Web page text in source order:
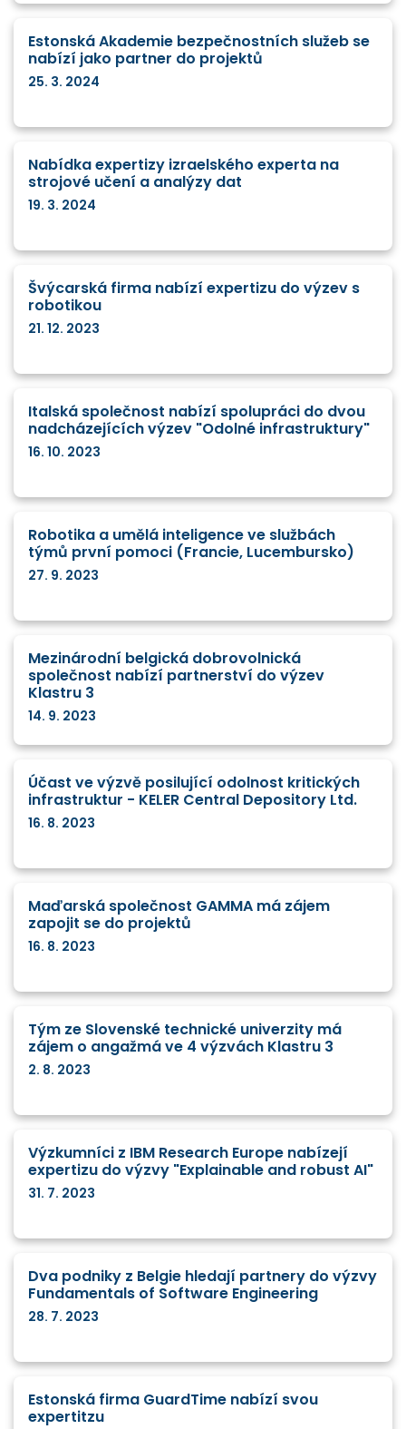
Estonská Akademie bezpečnostních služeb se
nabízí jako partner do projektů
25. 3. 2024
Nabídka expertizy izraelského experta na
strojové učení a analýzy dat
19. 3. 2024
Švýcarská firma nabízí expertizu do výzev s
robotikou
21. 12. 2023
Italská společnost nabízí spolupráci do dvou
nadcházejících výzev "Odolné infrastruktury"
16. 10. 2023
Robotika a umělá inteligence ve službách
týmů první pomoci (Francie, Lucembursko)
27. 9. 2023
Mezinárodní belgická dobrovolnická
společnost nabízí partnerství do výzev
Klastru 3
14. 9. 2023
Účast ve výzvě posilující odolnost kritických
infrastruktur - KELER Central Depository Ltd.
16. 8. 2023
Maďarská společnost GAMMA má zájem
zapojit se do projektů
16. 8. 2023
Tým ze Slovenské technické univerzity má
zájem o angažmá ve 4 výzvách Klastru 3
2. 8. 2023
Výzkumníci z IBM Research Europe nabízejí
expertizu do výzvy "Explainable and robust AI"
31. 7. 2023
Dva podniky z Belgie hledají partnery do výzvy
Fundamentals of Software Engineering
28. 7. 2023
Estonská firma GuardTime nabízí svou
expertitzu